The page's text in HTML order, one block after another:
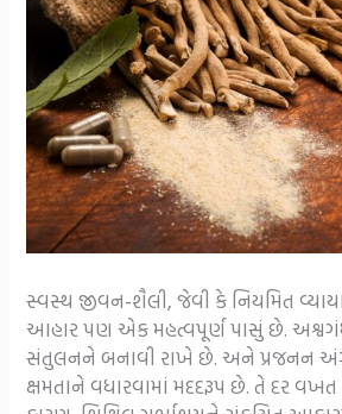
સ્વસ્થ જીવન-શૈલી, જેવી કે નિયમિત
આહાર પણ એક મહત્વપૂર્ણ પાસું છે.
સંતુલનને બનાવી રાખે છે. અને પ્રજનન
ક્ષમતાને વધારવામાં મદદરૂપ છે. તે દર વખત